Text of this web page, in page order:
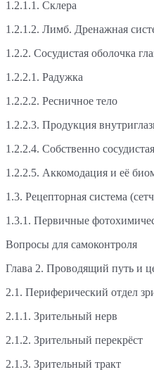
1.2.1.1. Склера
1.2.1.2. Лимб. Дренажная
1.2.2. Сосудистая оболочка
1.2.2.1. Радужка
1.2.2.2. Ресничное тело
1.2.2.3. Продукция
1.2.2.4. Собственно
1.2.2.5. Аккомодация и её
1.3. Рецепторная система
1.3.1. Первичные
Вопросы для самоконтроля
Глава 2. Проводящий путь и
2.1. Периферический отдел
2.1.1. Зрительный нерв
2.1.2. Зрительный перекрёст
2.1.3. Зрительный тракт